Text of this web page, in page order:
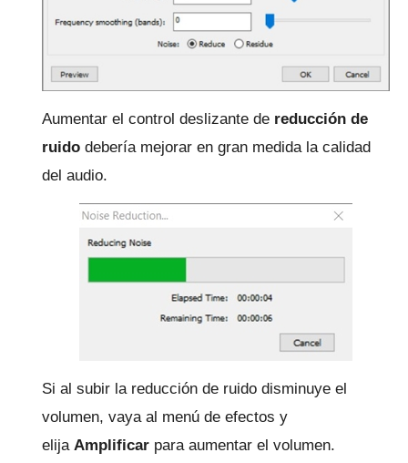
Aumentar el control deslizante de reducción de
ruido debería mejorar en gran medida la calidad
del audio.
Si al subir la reducción de ruido disminuye el
volumen, vaya al menú de efectos y
elija Amplificar para aumentar el volumen.